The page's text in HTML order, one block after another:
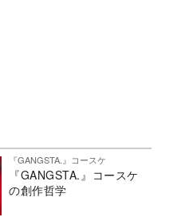
『GANGSTA.』コースケ
『GANGSTA.』コースケ
の創作哲学